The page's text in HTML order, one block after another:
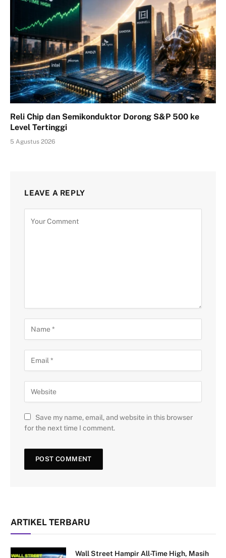
Reli Chip dan Semikonduktor Dorong S&P 500 ke
Level Tertinggi
5 Agustus 2026
LEAVE A REPLY
Save my name, email, and website in this browser
for the next time I comment.
ARTIKEL TERBARU
Wall Street Hampir All-Time High, Masih